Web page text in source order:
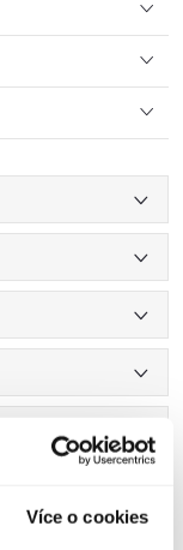
Více o cookies